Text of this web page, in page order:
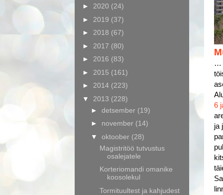
…
6
ja
► 2020 (24)
► 2019 (37)
► 2018 (67)
► 2017 (80)
► 2016 (83)
► 2015 (161)
► 2014 (223)
▼ 2013 (228)
► detsember (19)
► november (14)
▼ oktoober (28)
Magistritöö tutvustus
osalejatele
Korteriomandi omanike
koosolekul
Tormituultest ja kahjudest